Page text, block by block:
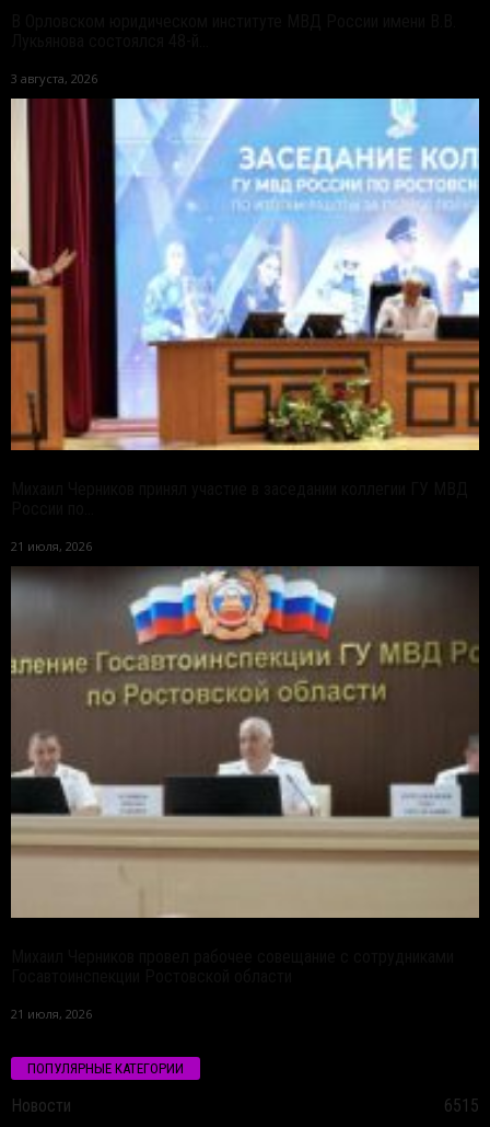
3 августа, 2026
21 июля, 2026
21 июля, 2026
ПОПУЛЯРНЫЕ КАТЕГОРИИ
Новости 6515